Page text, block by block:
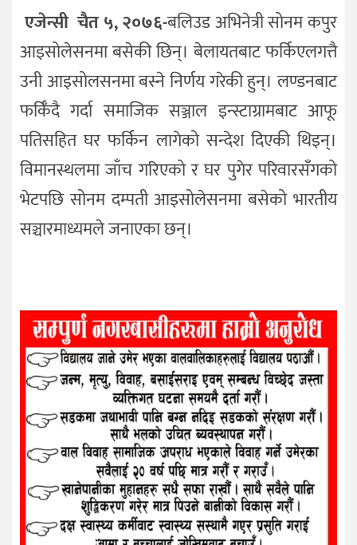
भिडियो
अन्तर्वाता
एजेन्सी चैत ५, २०७६-बलिउड अभिनेत्री सोनम कपुर
आइसोलेसनमा बसेकी छिन्। बेलायतबाट फर्किएलगत्तै
उनी आइसोलसनमा बस्ने निर्णय गरेकी हुन्। लण्डनबाट
फर्किँदै गर्दा समाजिक सञ्जाल इन्स्टाग्रामबाट आफू
पतिसहित घर फर्किन लागेको सन्देश दिएकी थिइन्।
विमानस्थलमा जाँच गरिएको र घर पुगेर परिवारसँगको
भेटपछि सोनम दम्पती आइसोलेसनमा बसेको भारतीय
सञ्चारमाध्यमले जनाएका छन्।